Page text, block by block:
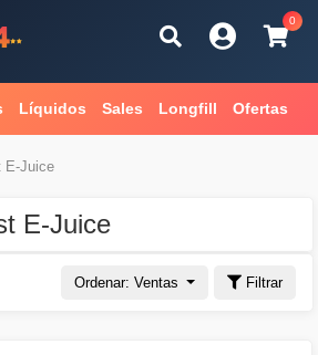
0
Líquidos Sales Longfill Ofertas
E-Juice
E-Juice
Ordenar: Ventas Filtrar